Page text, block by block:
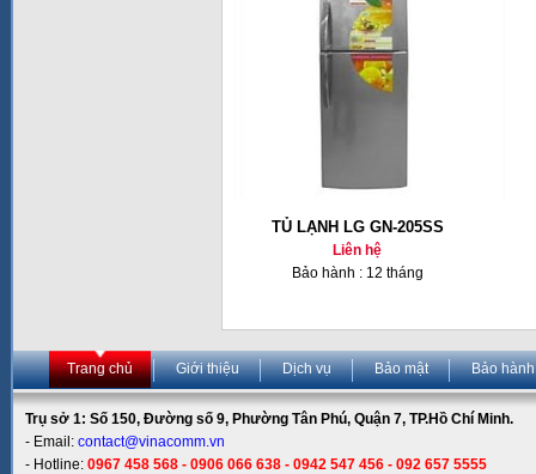
TỦ LẠNH LG GN-205SS
Liên hệ
Bảo hành : 12 tháng
Trang chủ Giới thiệu Dịch vụ Bảo mật Bảo hành
Trụ sở 1: Số 150, Đường số 9, Phường Tân Phú, Quận 7, TP.Hồ Chí Minh.
- Email: contact@vinacomm.vn
- Hotline: 0967 458 568 - 0906 066 638 - 0942 547 456 - 092 657 5555